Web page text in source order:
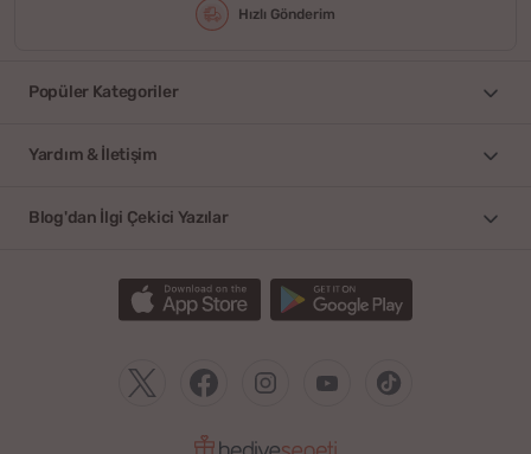
Hızlı Gönderim
Popüler Kategoriler
Yardım & İletişim
Blog'dan İlgi Çekici Yazılar